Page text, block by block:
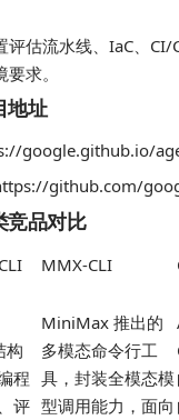
评估流水线、IaC、
求。
地址
google.github.io/
github.com/
品对比
MMX-CLI
构
程
评
MiniMax 推出的
多模态命令行工
具，封装全模态模
型调用能力，面向